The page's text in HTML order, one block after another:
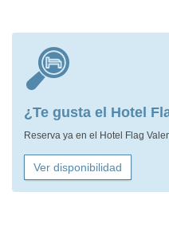
¿Te gusta el Hotel
Reserva ya en el Hotel Flag
Ver disponibilidad